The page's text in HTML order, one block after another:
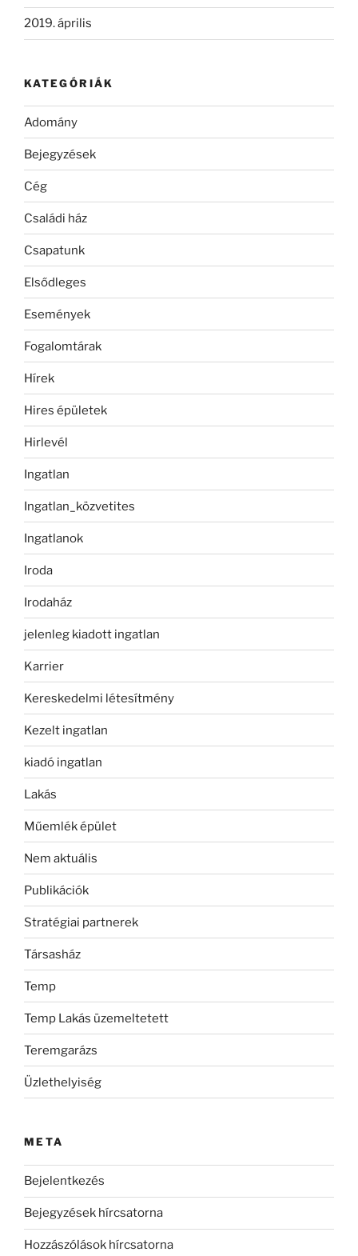
2019. április
KATEGÓRIÁK
Adomány
Bejegyzések
Cég
Családi ház
Csapatunk
Elsődleges
Események
Fogalomtárak
Hírek
Hires épületek
Hirlevél
Ingatlan
Ingatlan_közvetites
Ingatlanok
Iroda
Irodaház
jelenleg kiadott ingatlan
Karrier
Kereskedelmi létesítmény
Kezelt ingatlan
kiadó ingatlan
Lakás
Műemlék épület
Nem aktuális
Publikációk
Stratégiai partnerek
Társasház
Temp
Temp Lakás üzemeltetett
Teremgarázs
Üzlethelyiség
META
Bejelentkezés
Bejegyzések hírcsatorna
Hozzászólások hírcsatorna